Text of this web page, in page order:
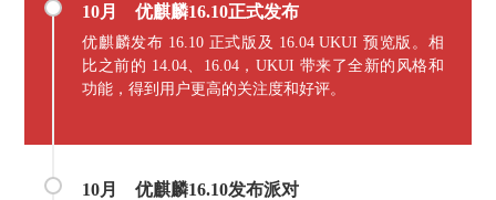
10月 优麒麟16.10正式发布
优麒麟发布 16.10 正式版及 16.04 UKUI 预览版。相
比之前的 14.04、16.04，UKUI 带来了全新的风格和
功能，得到用户更高的关注度和好评。
10月 优麒麟16.10发布派对